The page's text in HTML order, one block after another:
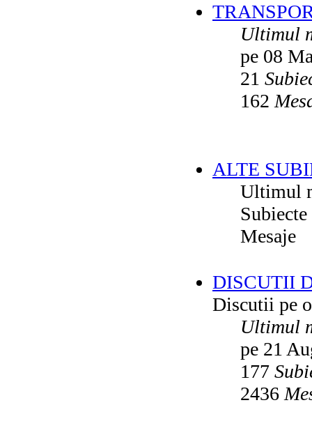
Ultimul
pe 08
21
162
ALTE
Ultimul
Subiecte
Mesaje
DISCUTII
Discutii pe
Ultimul
pe 21
177
2436